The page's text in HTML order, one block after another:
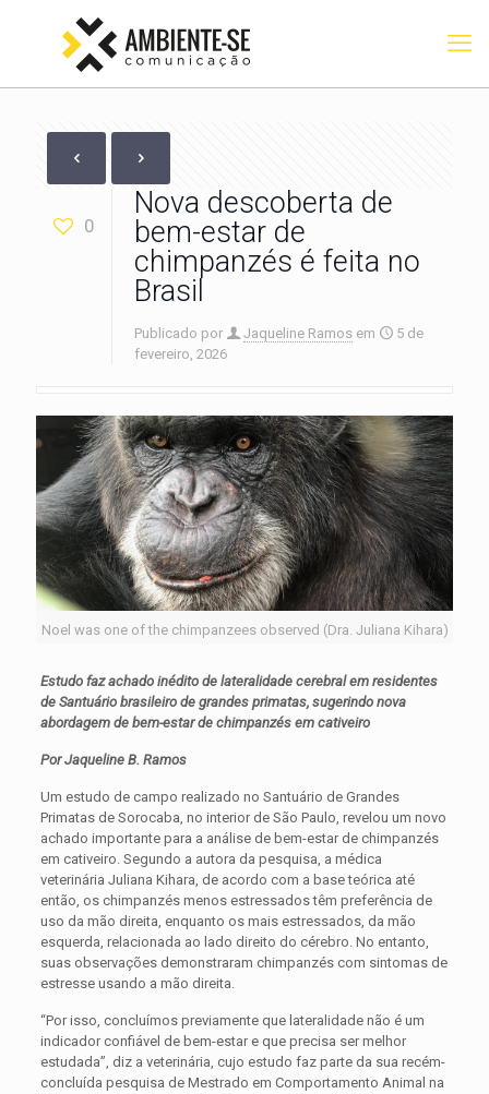
0
Nova descoberta de
bem-estar de
chimpanzés é feita no
Brasil
Publicado por Jaqueline Ramos em
5 de
fevereiro, 2026
Noel was one of the chimpanzees observed (Dra. Juliana Kihara)
Estudo faz achado inédito de lateralidade cerebral em residentes
de Santuário brasileiro de grandes primatas, sugerindo nova
abordagem de bem-estar de chimpanzés em cativeiro
Por Jaqueline B. Ramos
Um estudo de campo realizado no Santuário de Grandes
Primatas de Sorocaba, no interior de São Paulo, revelou um novo
achado importante para a análise de bem-estar de chimpanzés
em cativeiro. Segundo a autora da pesquisa, a médica
veterinária Juliana Kihara, de acordo com a base teórica até
então, os chimpanzés menos estressados têm preferência de
uso da mão direita, enquanto os mais estressados, da mão
esquerda, relacionada ao lado direito do cérebro. No entanto,
suas observações demonstraram chimpanzés com sintomas de
estresse usando a mão direita.
“Por isso, concluímos previamente que lateralidade não é um
indicador confiável de bem-estar e que precisa ser melhor
estudada”, diz a veterinária, cujo estudo faz parte da sua recém-
concluída pesquisa de Mestrado em Comportamento Animal na